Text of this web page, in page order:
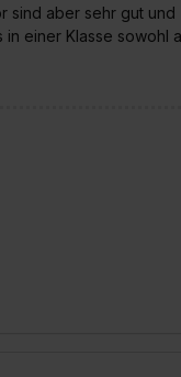
sind aber sehr gut und
einer Klasse sowohl